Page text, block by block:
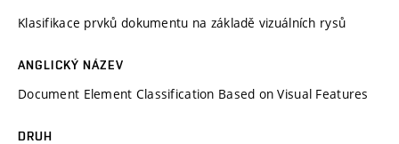
Klasifikace prvků dokumentu na základě vizuálních rysů
ANGLICKÝ NÁZEV
Document Element Classification Based on Visual Features
DRUH